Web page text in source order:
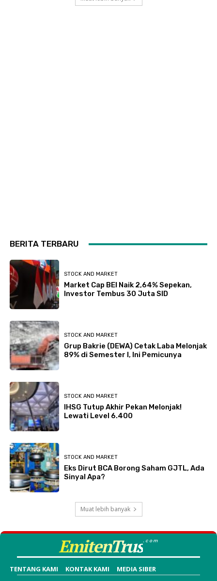
BERITA TERBARU
STOCK AND MARKET
Market Cap BEI Naik 2,64% Sepekan,
Investor Tembus 30 Juta SID
STOCK AND MARKET
Grup Bakrie (DEWA) Cetak Laba Melonjak
89% di Semester I, Ini Pemicunya
STOCK AND MARKET
IHSG Tutup Akhir Pekan Melonjak!
Lewati Level 6.400
STOCK AND MARKET
Eks Dirut BCA Borong Saham GJTL, Ada
Sinyal Apa?
Muat lebih banyak
EmitenTrus.com
TENTANG KAMI KONTAK KAMI MEDIA SIBER